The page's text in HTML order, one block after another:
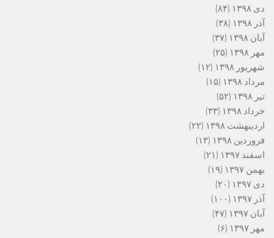
دی ۱۳۹۸
(۸۴)
آذر ۱۳۹۸
(۳۸)
آبان ۱۳۹۸
(۳۷)
مهر ۱۳۹۸
(۲۵)
شهریور ۱۳۹۸
(۱۲)
مرداد ۱۳۹۸
(۱۵)
تیر ۱۳۹۸
(۵۲)
خرداد ۱۳۹۸
(۳۳)
اردیبهشت ۱۳۹۸
(۲۲)
فروردین ۱۳۹۸
(۱۳)
اسفند ۱۳۹۷
(۲۱)
بهمن ۱۳۹۷
(۱۹)
دی ۱۳۹۷
(۲۰)
آذر ۱۳۹۷
(۱۰۰)
آبان ۱۳۹۷
(۴۷)
مهر ۱۳۹۷
(۶)